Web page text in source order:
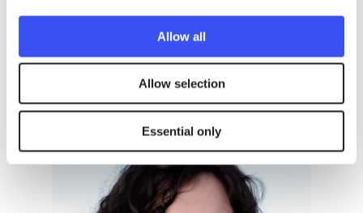
Allow all
Allow selection
Essential only
Press contacts